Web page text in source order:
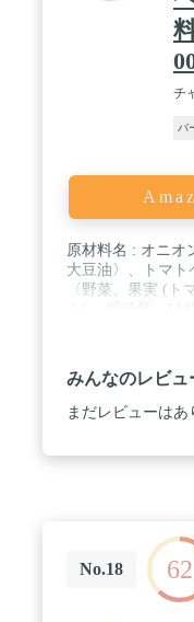
チ
バ
原材料名 : オニオ
大豆油〉、トマト
〈野菜、果実 (ト
ースト、食塩、
油、香辛料/くん
ミノ酸等) 、香辛
んごを含む) / 内容
記載 / 保存方法 :
みんなのレビュ
まだレビューはあ
No.18 62